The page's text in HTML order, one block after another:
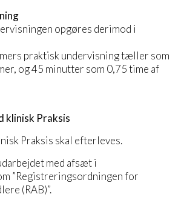
opgøres derimod i
praktisk undervisning tæller som
og 45 minutter som 0,75 time af
klinisk Praksis
Praksis skal efterleves.
med afsæt i
”Registreringsordningen for
(RAB)”.